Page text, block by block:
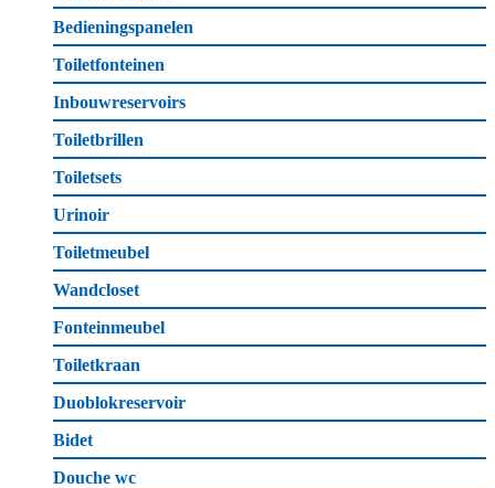
Bedieningspanelen
Toiletfonteinen
Inbouwreservoirs
Toiletbrillen
Toiletsets
Urinoir
Toiletmeubel
Wandcloset
Fonteinmeubel
Toiletkraan
Duoblokreservoir
Bidet
Douche wc